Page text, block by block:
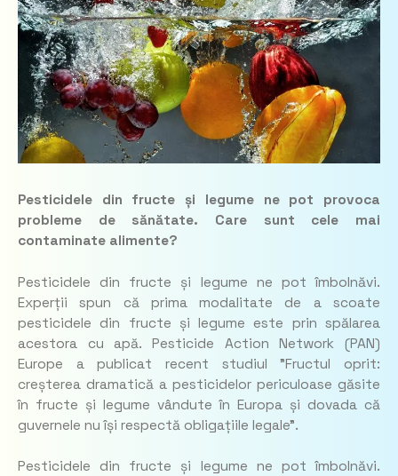
Pesticidele din fructe și legume ne pot provoca
probleme de sănătate. Care sunt cele mai
contaminate alimente?
Pesticidele din fructe și legume ne pot îmbolnăvi.
Experții spun că prima modalitate de a scoate
pesticidele din fructe și legume este prin spălarea
acestora cu apă. Pesticide Action Network (PAN)
Europe a publicat recent studiul ”Fructul oprit:
creșterea dramatică a pesticidelor periculoase găsite
în fructe și legume vândute în Europa și dovada că
guvernele nu își respectă obligațiile legale”.
Pesticidele din fructe și legume ne pot îmbolnăvi.